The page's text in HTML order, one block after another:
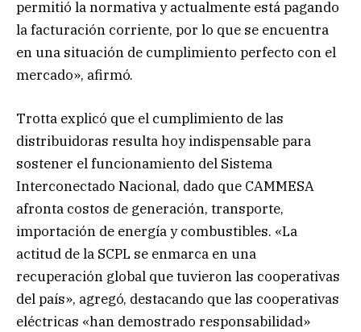
permitió la normativa y actualmente está pagando
la facturación corriente, por lo que se encuentra
en una situación de cumplimiento perfecto con el
mercado», afirmó.
Trotta explicó que el cumplimiento de las
distribuidoras resulta hoy indispensable para
sostener el funcionamiento del Sistema
Interconectado Nacional, dado que CAMMESA
afronta costos de generación, transporte,
importación de energía y combustibles. «La
actitud de la SCPL se enmarca en una
recuperación global que tuvieron las cooperativas
del país», agregó, destacando que las cooperativas
eléctricas «han demostrado responsabilidad»